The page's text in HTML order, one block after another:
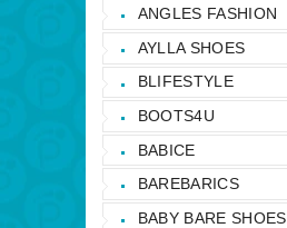
ANGLES FASHION
AYLLA SHOES
BLIFESTYLE
BOOTS4U
BABICE
BAREBARICS
BABY BARE SHOES